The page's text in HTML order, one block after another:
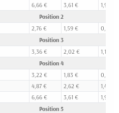
6,66 € 3,61 €
1,97 €
Position 2
2,76 € 1,59 €
0,84 €
Position 3
3,36 € 2,02 €
1,19 €
Position 4
3,22 € 1,83 €
0,95 €
4,87 € 2,62 €
1,46 €
6,66 € 3,61 €
1,97 €
Position 5